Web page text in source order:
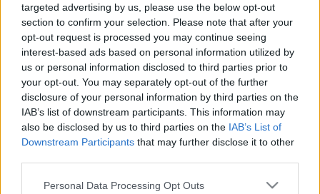
targeted advertising by us, please use the below opt-out
section to confirm your selection. Please note that after your
opt-out request is processed you may continue seeing
interest-based ads based on personal information utilized by
us or personal information disclosed to third parties prior to
your opt-out. You may separately opt-out of the further
disclosure of your personal information by third parties on the
IAB’s list of downstream participants. This information may
also be disclosed by us to third parties on the IAB’s List of
Downstream Participants that may further disclose it to other
Please note that this website/app uses one or more Google
Personal Data Processing Opt Outs
Προσθέστε το ΕΘΝΟΣ στη Google
Το συγκεκριμένο μοντέλο θα έγραφε,